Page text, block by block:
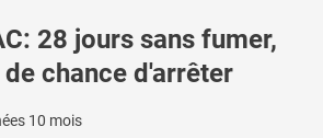
28 jours sans fumer,
chance d'arrêter
10 mois